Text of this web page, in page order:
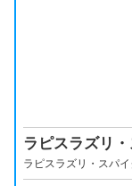
ラピスラズリ
ラピスラズリ・スパイ